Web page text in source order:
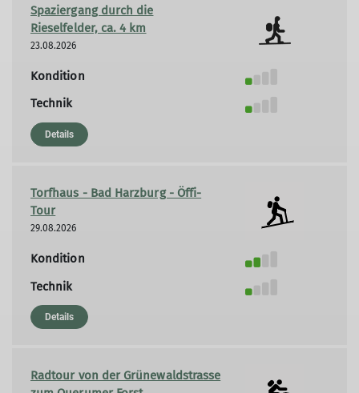
Spaziergang durch die
Rieselfelder, ca. 4 km
23.08.2026
Kondition
Technik
Details
Torfhaus - Bad Harzburg - Öffi-
Tour
29.08.2026
Kondition
Technik
Details
Radtour von der Grünewaldstrasse